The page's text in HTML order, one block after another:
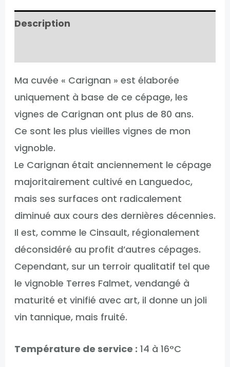
Description
Ma cuvée « Carignan » est élaborée
uniquement à base de ce cépage, les
vignes de Carignan ont plus de 80 ans.
Ce sont les plus vieilles vignes de mon
vignoble.
Le Carignan était anciennement le cépage
majoritairement cultivé en Languedoc,
mais ses surfaces ont radicalement
diminué aux cours des dernières décennies.
Il est, comme le Cinsault, régionalement
déconsidéré au profit d’autres cépages.
Cependant, sur un terroir qualitatif tel que
le vignoble Terres Falmet, vendangé à
maturité et vinifié avec art, il donne un joli
vin tannique, mais fruité.
Température de service : 14 à 16°C